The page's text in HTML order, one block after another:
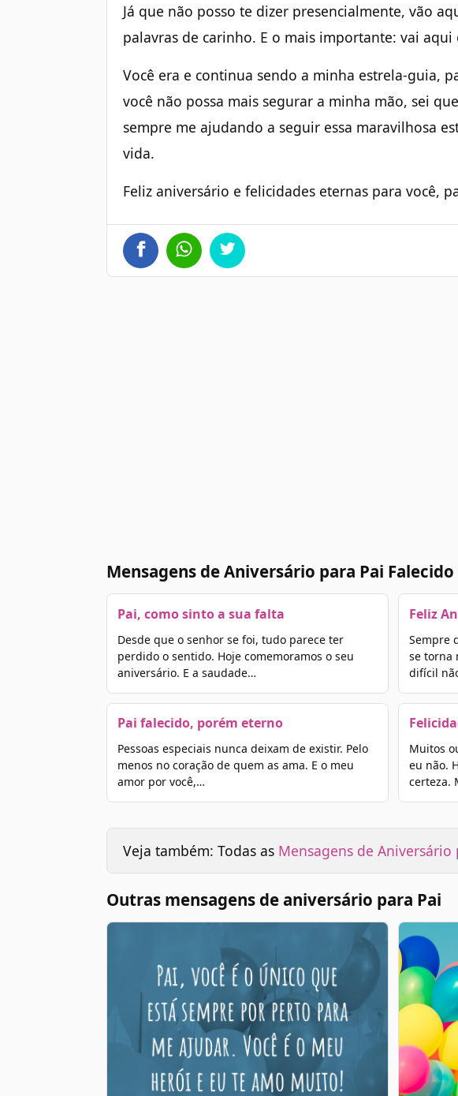
Já que não posso te dizer presencialmente, vão
palavras de carinho. E o mais importante: vai aqui
Você era e continua sendo a minha estrela-guia,
você não possa mais segurar a minha mão, sei
sempre me ajudando a seguir essa maravilhosa
vida.
Feliz aniversário e felicidades eternas para você,
Mensagens de Aniversário para Pai
Pai, como sinto a sua falta
Desde que o senhor se foi, tudo parece ter
perdido o sentido. Hoje comemoramos o seu
aniversário. E a saudade…
Pai falecido, porém eterno
Pessoas especiais nunca deixam de existir. Pelo
menos no coração de quem as ama. E o meu
amor por você,…
Feliz
Sempre
se torna
difícil
Muitos
eu não.
certeza.
Veja também: Todas as Mensagens de Aniversário
Outras mensagens de aniversário para Pai